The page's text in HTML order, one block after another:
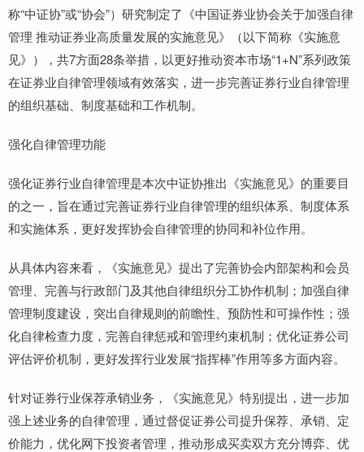
称“中证协”或“协会”）研究制定了《中国证券业协会关于加强自律
管理 推动证券业高质量发展的实施意见》（以下简称《实施意
见》），共7方面28条举措，以更好推动资本市场“1+N”系列政策
在证券业自律管理领域有效落实，进一步完善证券行业自律管理
的组织基础、制度基础和工作机制。
强化自律管理功能
强化证券行业自律管理是本次中证协推出《实施意见》的重要目
的之一，旨在通过完善证券行业自律管理的组织体系、制度体系
和实施体系，更好发挥协会自律管理的协同和补位作用。
从具体内容来看，《实施意见》提出了完善协会内部架构和会员
管理、完善与行政部门及其他自律组织分工协作机制；加强自律
管理制度建设，突出自律规则的前瞻性、预防性和可操作性；强
化自律检查力度，完善自律惩戒和管理约束机制；优化证券公司
评估评价机制，更好发挥行业发展“指挥棒”作用等多方面内容。
针对证券行业保荐承销业务，《实施意见》特别提出，进一步加
强上述业务的自律管理，通过督促证券公司提升保荐、承销、定
价能力，优化网下投资者管理，推动形成买卖双方充分博弈、优